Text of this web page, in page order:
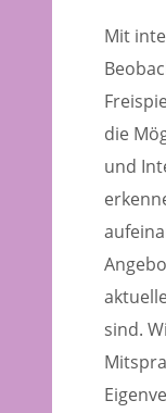
Mit
die
und
sind.